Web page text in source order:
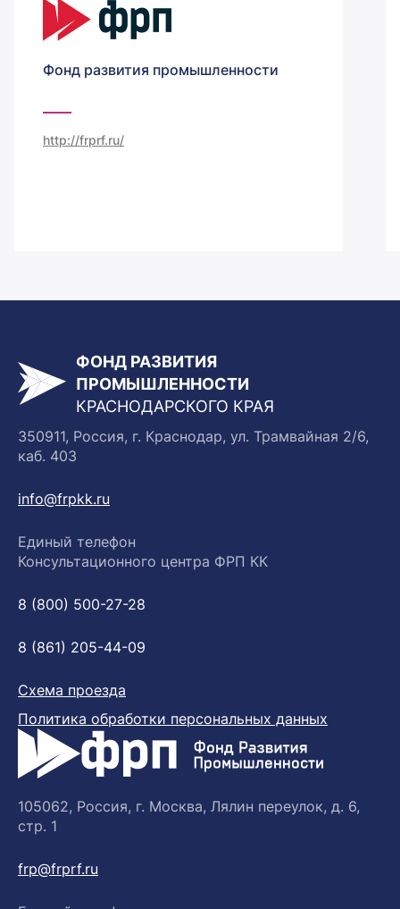
Фонд развития промышленности
http://frprf.ru/
ФОНД РАЗВИТИЯ
ПРОМЫШЛЕННОСТИ
КРАСНОДАРСКОГО КРАЯ
350911, Россия, г. Краснодар, ул. Трамвайная 2/6,
каб. 403
info@frpkk.ru
Единый телефон
Консультационного центра ФРП КК
8 (800) 500-27-28
8 (861) 205-44-09
Схема проезда
Политика обработки персональных данных
105062, Россия, г. Москва, Лялин переулок, д. 6,
стр. 1
frp@frprf.ru